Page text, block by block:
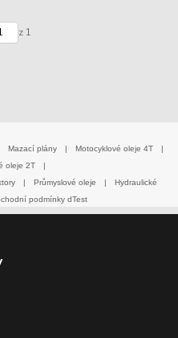
z 1
Mazací plány | Motocyklové oleje 4T
|
oleje 2T
|
| Průmyslové oleje |
Hydraulické
podmínky dTest